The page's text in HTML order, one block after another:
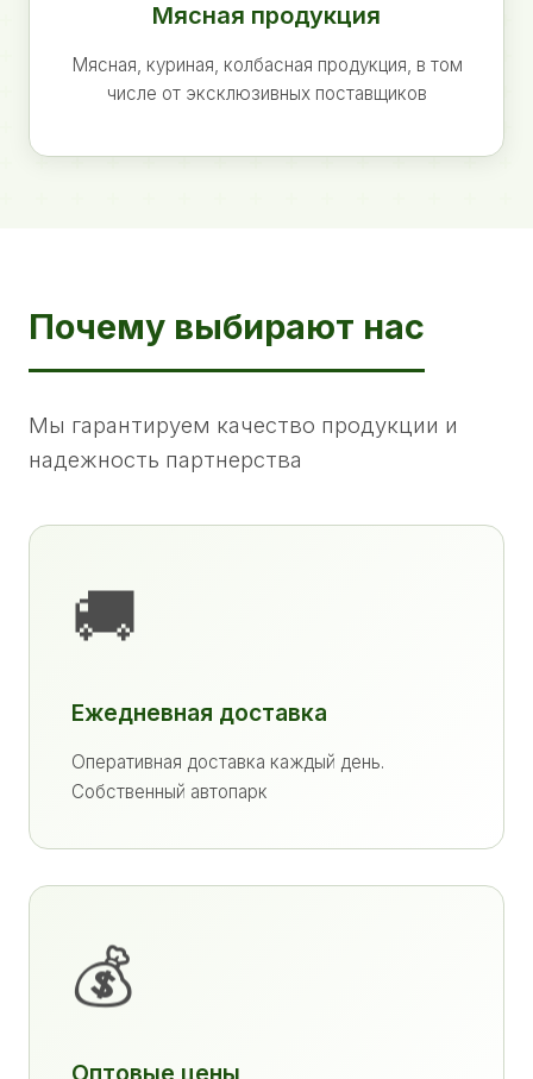
Мясная продукция
Мясная, куриная, колбасная продукция, в том
числе от эксклюзивных поставщиков
Почему выбирают нас
Мы гарантируем качество продукции и
надежность партнерства
🚚
Ежедневная доставка
Оперативная доставка каждый день.
Собственный автопарк
💰
Оптовые цены